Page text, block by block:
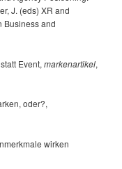
J. (eds) XR and
Business and
Event,markenartikel,
oder?,
wirken